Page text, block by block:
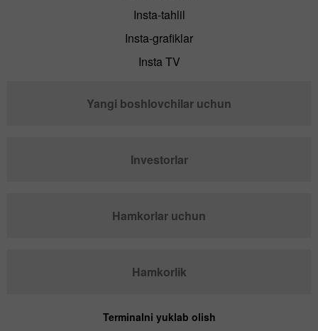
Insta-tahlil
Insta-grafiklar
Insta TV
Yangi boshlovchilar uchun
Investorlar
Hamkorlar uchun
Hamkorlik
Terminalni yuklab olish